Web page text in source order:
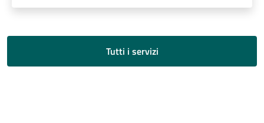
Tutti i servizi